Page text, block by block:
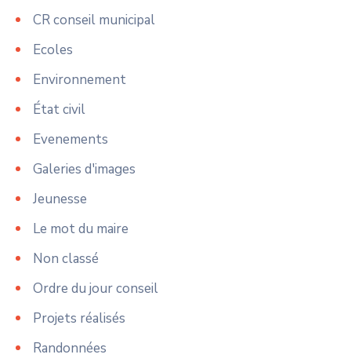
CR conseil municipal
Ecoles
Environnement
État civil
Evenements
Galeries d'images
Jeunesse
Le mot du maire
Non classé
Ordre du jour conseil
Projets réalisés
Randonnées